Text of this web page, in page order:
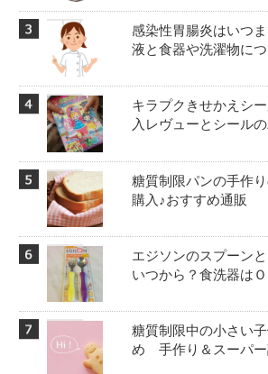
感染性胃腸炎はいつ
液と食器や洗濯物に
キラプクきせかえシ
入レヴューとシール
糖質制限パンの手作
購入♪おすすめ通販
エジソンのスプーン
いつから？食洗器は
糖質制限中の小さい
め 手作り＆スーパー